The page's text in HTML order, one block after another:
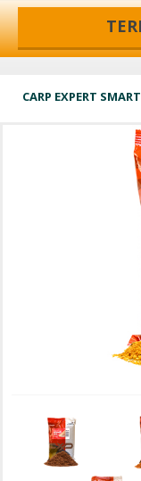
CARP EXPERT